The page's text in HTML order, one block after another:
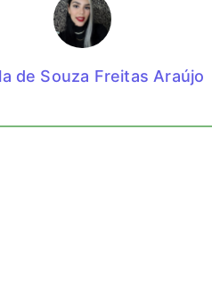
de Souza Freitas Araújo